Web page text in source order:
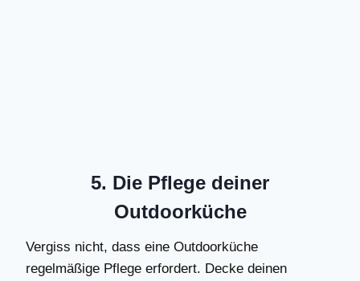
5. Die Pflege deiner
Outdoorküche
Vergiss nicht, dass eine Outdoorküche
regelmäßige Pflege erfordert. Decke deinen